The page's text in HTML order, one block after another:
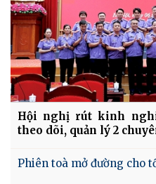
Hội nghị rút kinh
theo dõi, quản lý 2
Phiên toà mở đường cho